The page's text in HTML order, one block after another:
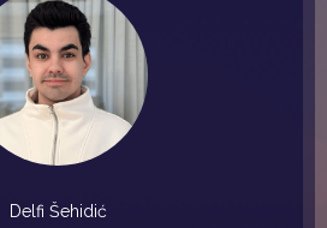
Delfi Šehidić